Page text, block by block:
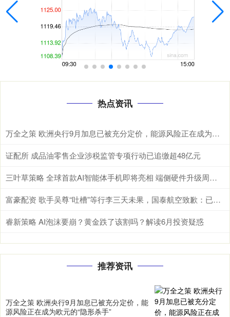
热点资讯
万全之策 欧洲央行9月加息已被充分定价，能源风险正在成为欧元的“隐形杀手”
证配所 成品油零售企业涉税监管专项行动已追缴超48亿元
三叶草策略 全球首款AI智能体手机即将亮相 端侧硬件升级周期有望开启(附股）
富豪配资 歌手吴尊“吐槽”等行李三天未果，国泰航空致歉：已追踪到行李将尽快送交
睿新策略 AI泡沫要崩？黄金跌了该割吗？解读6月投资疑惑
推荐资讯
万全之策 欧洲央行9月加息已被充分定价，能
源风险正在成为欧元的“隐形杀手”